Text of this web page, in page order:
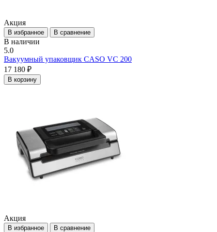
Акция
В избранное В сравнение
В наличии
5.0
Вакуумный упаковщик CASO VC 200
17 180 ₽
В корзину
Акция
В избранное В сравнение